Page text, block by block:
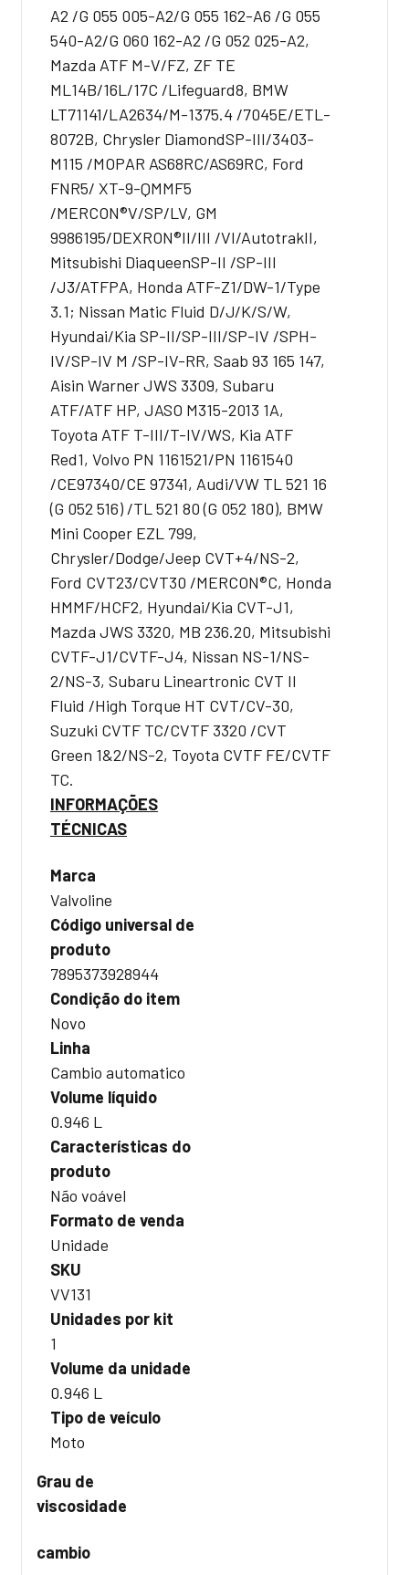
A2 /G 055 005-A2/G 055 162-A6 /G 055
540-A2/G 060 162-A2 /G 052 025-A2,
Mazda ATF M-V/FZ, ZF TE
ML14B/16L/17C /Lifeguard8, BMW
LT71141/LA2634/M-1375.4 /7045E/ETL-
8072B, Chrysler DiamondSP-III/3403-
M115 /MOPAR AS68RC/AS69RC, Ford
FNR5/ XT-9-QMMF5
/MERCON®V/SP/LV, GM
9986195/DEXRON®II/III /VI/AutotrakII,
Mitsubishi DiaqueenSP-II /SP-III
/J3/ATFPA, Honda ATF-Z1/DW-1/Type
3.1; Nissan Matic Fluid D/J/K/S/W,
Hyundai/Kia SP-II/SP-III/SP-IV /SPH-
IV/SP-IV M /SP-IV-RR, Saab 93 165 147,
Aisin Warner JWS 3309, Subaru
ATF/ATF HP, JASO M315-2013 1A,
Toyota ATF T-III/T-IV/WS, Kia ATF
Red1, Volvo PN 1161521/PN 1161540
/CE97340/CE 97341, Audi/VW TL 521 16
(G 052 516) /TL 521 80 (G 052 180), BMW
Mini Cooper EZL 799,
Chrysler/Dodge/Jeep CVT+4/NS-2,
Ford CVT23/CVT30 /MERCON®C, Honda
HMMF/HCF2, Hyundai/Kia CVT-J1,
Mazda JWS 3320, MB 236.20, Mitsubishi
CVTF-J1/CVTF-J4, Nissan NS-1/NS-
2/NS-3, Subaru Lineartronic CVT II
Fluid /High Torque HT CVT/CV-30,
Suzuki CVTF TC/CVTF 3320 /CVT
Green 1&2/NS-2, Toyota CVTF FE/CVTF
TC.
INFORMAÇÕES
TÉCNICAS
Marca
Valvoline
Código universal de
produto
7895373928944
Condição do item
Novo
Linha
Cambio automatico
Volume líquido
0.946 L
Características do
produto
Não voável
Formato de venda
Unidade
SKU
VV131
Unidades por kit
1
Volume da unidade
0.946 L
Tipo de veículo
Moto
Grau de
viscosidade
cambio